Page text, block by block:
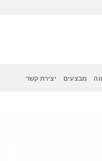
מבצעים יצירת קשר